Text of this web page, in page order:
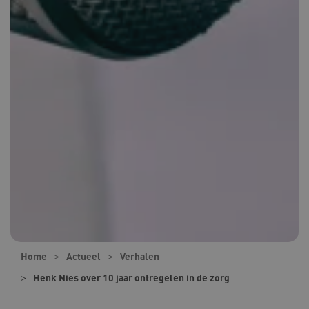
Home Actueel
Verhalen
Henk Nies over 10 jaar ontregelen in de zorg